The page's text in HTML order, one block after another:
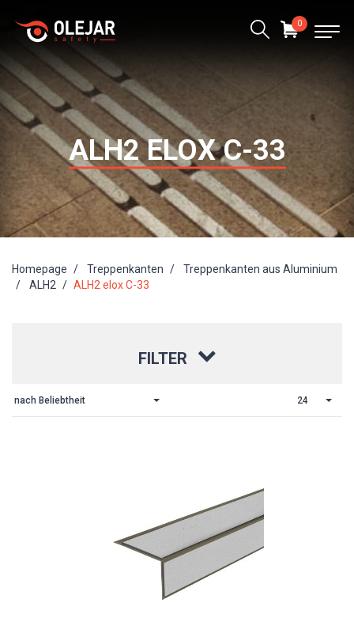
ALH2 ELOX C-33
Homepage Treppenkanten
Treppenkanten aus Aluminium
ALH2
ALH2 elox C-33
FILTER
nach Beliebtheit 24
0